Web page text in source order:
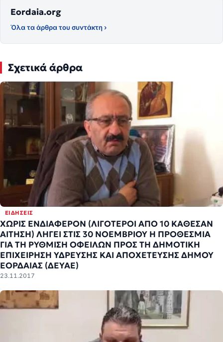
Eordaia.org
Όλα τα άρθρα του συντάκτη ›
Σχετικά άρθρα
ΕΙΔΉΣΕΙΣ
ΧΩΡΙΣ ΕΝΔΙΑΦΕΡΟΝ (ΛΙΓΟΤΕΡΟΙ ΑΠΟ 10 ΚΑΘΕΣΑΝ
ΑΙΤΗΣΗ) ΛΗΓΕΙ ΣΤΙΣ 30 ΝΟΕΜΒΡΙΟΥ Η ΠΡΟΘΕΣΜΙΑ
ΓΙΑ ΤΗ ΡΥΘΜΙΣΗ ΟΦΕΙΛΩΝ ΠΡΟΣ ΤΗ ΔΗΜΟΤΙΚΗ
ΕΠΙΧΕΙΡΗΣΗ ΥΔΡΕΥΣΗΣ ΚΑΙ ΑΠΟΧΕΤΕΥΣΗΣ ΔΗΜΟΥ
ΕΟΡΔΑΙΑΣ (ΔΕΥΑΕ)
23.11.2017